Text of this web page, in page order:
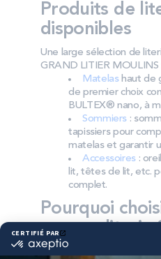
Produits de
disponibles
Une large sélection de
GRAND LITIER MOULINS
Matelashaut de
de premier choix
BULTEX® nano, à
Sommiers :
tapissiers pour
matelas et garantir
Accessoires:
lit, têtes de lit, etc.
complet.
Pourquoi
comme literie
Bultex est la marque la